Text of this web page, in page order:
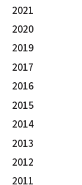
2021
2020
2019
2017
2016
2015
2014
2013
2012
2011